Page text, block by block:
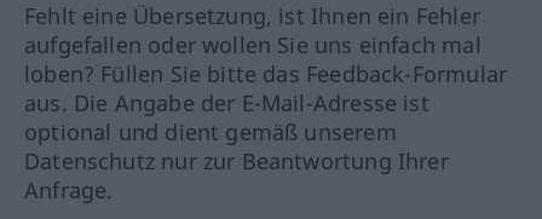
Fehlt eine Übersetzung, ist Ihnen ein Fehler
aufgefallen oder wollen Sie uns einfach mal
loben? Füllen Sie bitte das Feedback-Formular
aus. Die Angabe der E-Mail-Adresse ist
optional und dient gemäß unserem
Datenschutz nur zur Beantwortung Ihrer
Anfrage.